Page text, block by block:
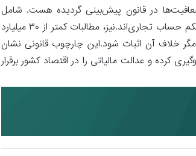
در قانون پیش‌بینی گردیده هست. شامل
حساب‌های مرتبط با فعالیت‌های غیرانتفاعی مانند وجوهات شرعی یا تنخواه‌گردان اشخاص تجاری که در حکم حساب تجاری‌اند.نیز، مطالبات کمتر از ۳۰ میلیارد
مگر خلاف آن اثبات شود.این چارچوب قانونی نشان
کرده و عدالت مالیاتی را در اقتصاد کشور برقرار